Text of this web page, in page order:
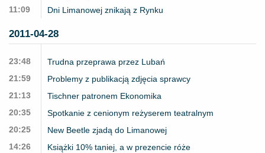
11:09
Dni Limanowej znikają z Rynku
2011-04-28
23:48
Trudna przeprawa przez Lubań
21:59
Problemy z publikacją zdjęcia sprawcy
21:13
Tischner patronem Ekonomika
20:35
Spotkanie z cenionym reżyserem teatralnym
20:25
New Beetle zjadą do Limanowej
14:26
Książki 10% taniej, a w prezencie róże